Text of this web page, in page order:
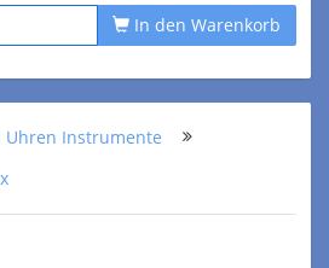
In den Warenkorb
Uhren Instrumente